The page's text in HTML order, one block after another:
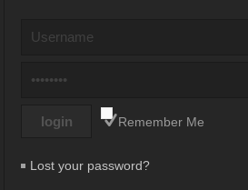
Remember Me
Lost your password?